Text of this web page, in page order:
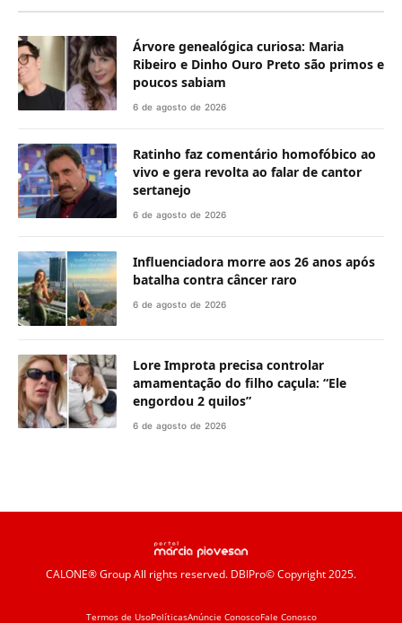
Árvore genealógica curiosa: Maria
Ribeiro e Dinho Ouro Preto são primos e
poucos sabiam
6 de agosto de 2026
Ratinho faz comentário homofóbico ao
vivo e gera revolta ao falar de cantor
sertanejo
6 de agosto de 2026
Influenciadora morre aos 26 anos após
batalha contra câncer raro
6 de agosto de 2026
Lore Improta precisa controlar
amamentação do filho caçula: “Ele
engordou 2 quilos”
6 de agosto de 2026
CALONE® GroupAll rights reserved. DBIPro© Copyright 2025.
Termos de UsoPolíticasAnúncie ConoscoFale Conosco